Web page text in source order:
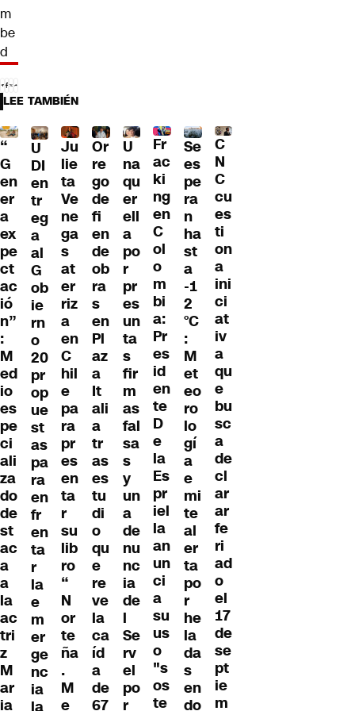
m
be
d
LEE TAMBIÉN
“
G
en
er
a
ex
pe
ct
ac
ió
n”
:
M
ed
io
es
pe
ci
ali
za
do
de
st
ac
a
a
la
ac
tri
z
M
ar
ia
U
DI
en
tr
eg
a
al
G
ob
ie
rn
o
20
pr
op
ue
st
as
pa
ra
en
fr
en
ta
r
la
e
m
er
ge
nc
ia
la
Ju
lie
ta
Ve
ne
ga
s
at
er
riz
a
en
C
hil
e
pa
ra
pr
es
en
ta
r
su
lib
ro
“
N
or
te
ña
.
M
e
Or
re
go
de
fi
en
de
ob
ra
s
en
Pl
az
a
It
ali
a
tr
as
es
tu
di
o
qu
e
re
ve
la
ca
íd
a
de
67
U
na
qu
er
ell
a
po
r
pr
es
un
ta
s
fir
m
as
fal
sa
s
y
un
a
de
nu
nc
ia
de
l
Se
rv
el
po
r
Fr
ac
ki
ng
en
C
ol
o
m
bi
a:
Pr
es
id
en
te
D
e
la
Es
pr
iel
la
an
un
ci
a
su
us
o
"s
os
te
Se
es
pe
ra
n
ha
st
a
-1
2
°C
:
M
et
eo
ro
lo
gí
a
e
mi
te
al
er
ta
po
r
he
la
da
s
en
do
C
N
C
cu
es
ti
on
a
ini
ci
at
iv
a
qu
e
bu
sc
a
de
cl
ar
ar
fe
ri
ad
o
el
17
de
se
pt
ie
m